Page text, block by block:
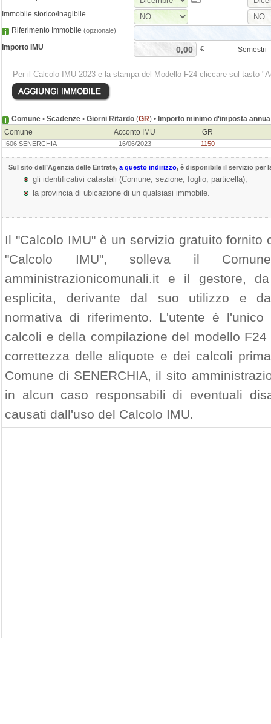
Immobile storico/inagibile
Riferimento Immobile (opzionale)
Importo IMU € Semestri
Per il Calcolo IMU 2023 e la stampa del Modello F24 cliccare sul tasto
Comune • Scadenze • Giorni Ritardo (GR) • Importo minimo d'imposta annua
Comune
Acconto IMU GR
I606 SENERCHIA 16/06/2023 1150
Sul sito dell’Agenzia delle Entrate, a questo indirizzo, è disponibile il servizio per
gli identificativi catastali (Comune, sezione, foglio, particella);
la provincia di ubicazione di un qualsiasi immobile.
Il "Calcolo IMU" è un servizio gratuito
"Calcolo IMU", solleva il
amministrazionicomunali.it e il gestore,
esplicita, derivante dal suo utilizzo e
normativa di riferimento. L'utente è
calcoli e della compilazione del modello
correttezza delle aliquote e dei calcoli
Comune di SENERCHIA, il sito
in alcun caso responsabili di eventuali
causati dall'uso del Calcolo IMU.